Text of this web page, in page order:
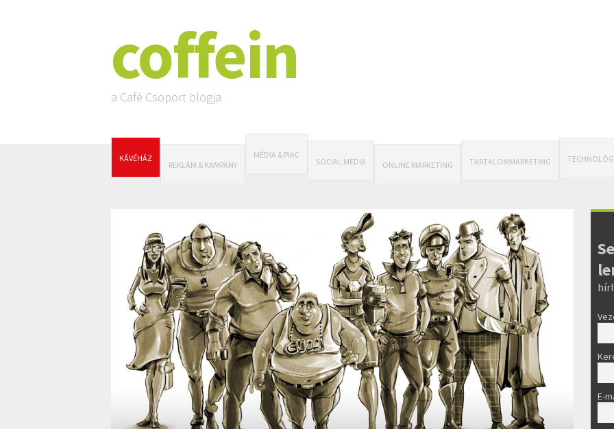
coffein
a Café Csoport blogja
KÁVÉHÁZ
REKLÁM & KAMPÁNY
MÉDIA & PIAC
SOCIAL MEDIA ONLINE MARKETING TARTALOMMARKETING
E-